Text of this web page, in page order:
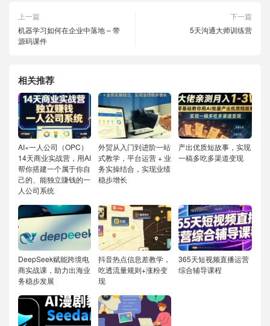
上一篇
机器学习如何在企业中落地 – 带
源码课件
下一篇
5天沟通大师训练营
相关推荐
AI×一人公司（OPC）
14天商业实战营，用AI
帮你搭建一个属于你自
己的、能独立賺钱的一
人公司系统
外贸从入门到进阶一站
式教学，平台运营 + 业
务实操结合，实现业绩
稳步增长
产出优质短故事，实现
一稿多吃多渠道变现
DeepSeek赋能跨境电
商实战课，助力出海业
务稳步发展
抖音热点信息差教学，
吃透流量规则+涨粉变
现
365天短视频直播运营
综合辅导课程